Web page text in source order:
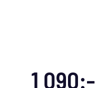
1 090:-